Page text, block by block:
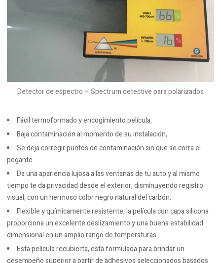
Detector de espectro – Spectrum detective para polarizados
Fácil termoformado y encogimiento película,
Baja contaminación al momento de su instalación,
Se deja corregir puntos de contaminación sin que se corra el
pegante
Da una apariencia lujosa a las ventanas de tu auto y al mismo
tiempo te da privacidad desde el exterior, disminuyendo registro
visual, con un hermoso color negro natural del carbón.
Flexible y químicamente resistente, la película con capa silicona
proporciona un excelente deslizamiento y una buena estabilidad
dimensional en un amplio rango de temperaturas.
Esta película recubierta, está formulada para brindar un
desempeño superior a partir de adhesivos seleccionados basados ​​